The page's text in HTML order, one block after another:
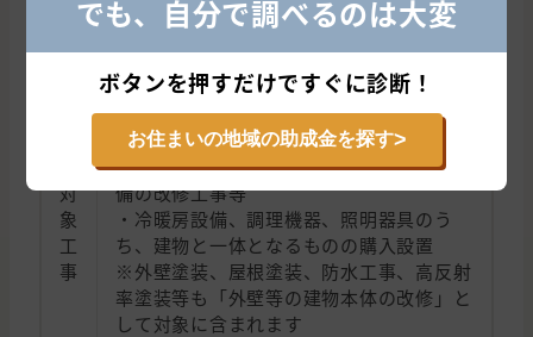
と
対
象
工
事
・基礎、躯体、内装、サッシ、断熱材、屋
根及び外壁等の建物本体の改修工事等
・電気、ガス及び水道設備等の改修工事等
・台所、トイレ、浴室及び給湯器等住宅設
備の改修工事等
・冷暖房設備、調理機器、照明器具のう
ち、建物と一体となるものの購入設置
※外壁塗装、屋根塗装、防水工事、高反射
率塗装等も「外壁等の建物本体の改修」と
して対象に含まれます
でも、自分で調べるのは大変
ボタンを押すだけですぐに診断！
お住まいの地域の助成金を探す>